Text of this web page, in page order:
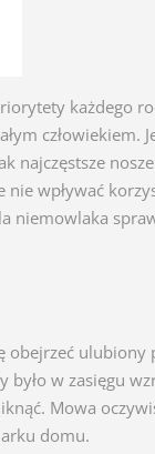
każdego
człowiekiem.
najczęstsze
nie wpływać
niemowlaka
obejrzeć
było w zasięgu
Mowa
domu.